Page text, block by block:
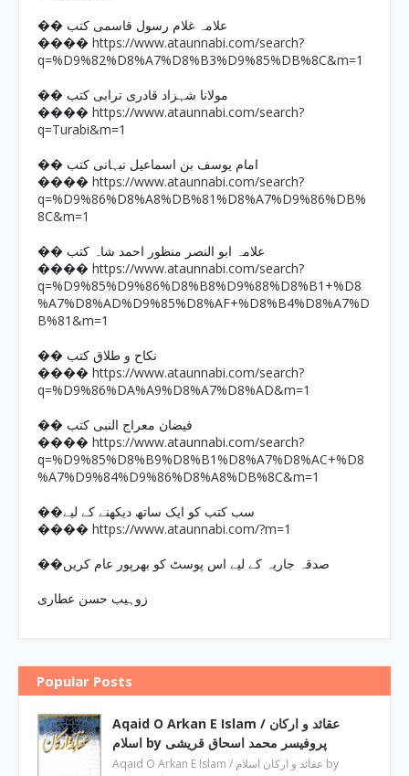
�� علامہ غلام رسول قاسمی کتب
���� https://www.ataunnabi.com/search?
q=%D9%82%D8%A7%D8%B3%D9%85%DB%8C&m=1
�� مولانا شہزاد قادری ترابی کتب
���� https://www.ataunnabi.com/search?
q=Turabi&m=1
�� امام یوسف بن اسماعیل نبہانی کتب
���� https://www.ataunnabi.com/search?
q=%D9%86%D8%A8%DB%81%D8%A7%D9%86%DB%
8C&m=1
�� علامہ ابو النصر منظور احمد شاہ کتب
���� https://www.ataunnabi.com/search?
q=%D9%85%D9%86%D8%B8%D9%88%D8%B1+%D8
%A7%D8%AD%D9%85%D8%AF+%D8%B4%D8%A7%D
B%81&m=1
�� نکاح و طلاق کتب
���� https://www.ataunnabi.com/search?
q=%D9%86%DA%A9%D8%A7%D8%AD&m=1
�� فیضان معراج النبی کتب
���� https://www.ataunnabi.com/search?
q=%D9%85%D8%B9%D8%B1%D8%A7%D8%AC+%D8
%A7%D9%84%D9%86%D8%A8%DB%8C&m=1
��سب کتب کو ایک ساتھ دیکھنے کے لیے
���� https://www.ataunnabi.com/?m=1
��صدقہ جاریہ کے لیے اس پوسٹ کو بھرپور عام کریں
زوہیب حسن عطاری
Popular Posts
Aqaid O Arkan E Islam / عقائد و ارکان
اسلام by پروفیسر محمد اسحاق قریشی
Aqaid O Arkan E Islam / عقائد و ارکان اسلام by